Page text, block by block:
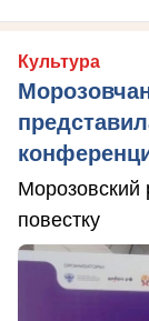
Культура
повестку